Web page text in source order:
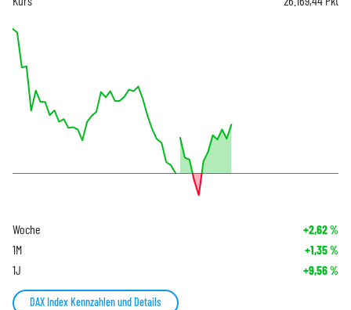
Woche +2,62%
1M +1,35%
1J +9,56%
DAX Index Kennzahlen und Details